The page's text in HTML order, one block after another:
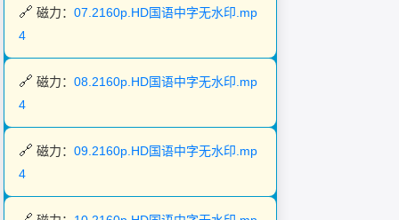
磁力：07.2160p.HD国语中字无水印.mp
4
磁力：08.2160p.HD国语中字无水印.mp
4
磁力：09.2160p.HD国语中字无水印.mp
4